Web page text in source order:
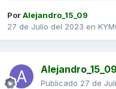
PorAlejandro_15_09
27 de Julio del 2023 en
Alejandro_15_09
Publicado 27 de